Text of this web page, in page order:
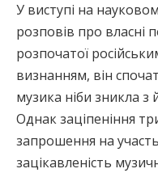
У виступі на
розповів про власні
розпочатої
визнанням, він
музика ніби зникла з
Однак заціпеніння
запрошення на
зацікавленість